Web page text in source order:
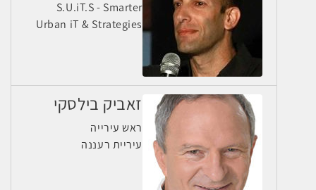
S.U.iT.S - Smarter
Urban iT & Strategies
זאביק בילסקי
ראש עירייה
עיריית רעננה